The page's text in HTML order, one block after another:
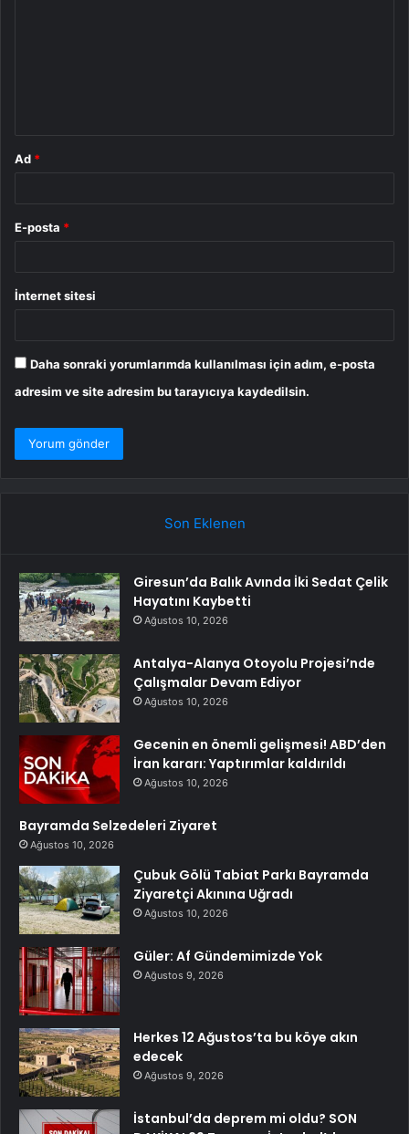
Ad *
E-posta *
İnternet sitesi
Daha sonraki yorumlarımda kullanılması için adım, e-posta
adresim ve site adresim bu tarayıcıya kaydedilsin.
Son Eklenen
Giresun’da Balık Avında İki Sedat Çelik
Hayatını Kaybetti
Ağustos 10, 2026
Antalya-Alanya Otoyolu Projesi’nde
Çalışmalar Devam Ediyor
Ağustos 10, 2026
Gecenin en önemli gelişmesi! ABD’den
İran kararı: Yaptırımlar kaldırıldı
Ağustos 10, 2026
Bayramda Selzedeleri Ziyaret
Ağustos 10, 2026
Çubuk Gölü Tabiat Parkı Bayramda
Ziyaretçi Akınına Uğradı
Ağustos 10, 2026
Güler: Af Gündemimizde Yok
Ağustos 9, 2026
Herkes 12 Ağustos’ta bu köye akın
edecek
Ağustos 9, 2026
İstanbul’da deprem mi oldu? SON